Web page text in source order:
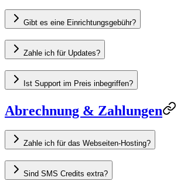
Gibt es eine Einrichtungsgebühr?
Zahle ich für Updates?
Ist Support im Preis inbegriffen?
Abrechnung & Zahlungen
Zahle ich für das Webseiten-Hosting?
Sind SMS Credits extra?